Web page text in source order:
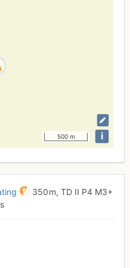
500 m i
350 m, TD II P4 M3+